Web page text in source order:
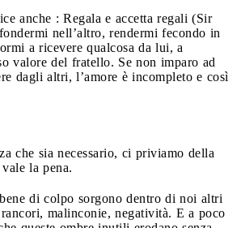
anche : Regala e accetta regali (Sir
nell’altro, rendermi fecondo in
a ricevere qualcosa da lui, a
valore del fratello. Se non imparo ad
dagli altri, l’amore è incompleto e così
che sia necessario, ci priviamo della
la pena.
di colpo sorgono dentro di noi altri
malinconie, negatività. E a poco